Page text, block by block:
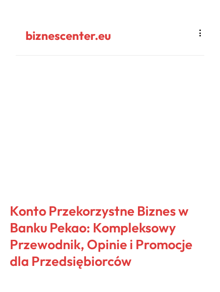
biznescenter.eu
Konto Przekorzystne Biznes w
Banku Pekao: Kompleksowy
Przewodnik, Opinie i Promocje
dla Przedsiębiorców